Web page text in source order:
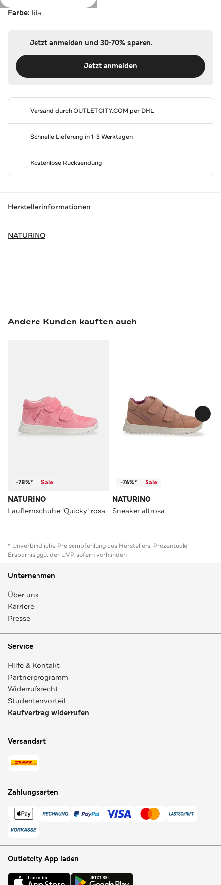
Farbe: lila
Jetzt anmelden und 30-70% sparen.
Jetzt anmelden
Versand durchOUTLETCITY.COM per DHL
Schnelle Lieferung in 1-3 Werktagen
Kostenlose Rücksendung
Herstellerinformationen
NATURINO
Andere Kunden kauften auch
-78%* Sale
NATURINO
Lauflernschuhe 'Quicky' rosa
-76%* Sale
NATURINO
Sneaker altrosa
* Unverbindliche Preisempfehlung des Herstellers. Prozentuale
Ersparnis ggü. der UVP, sofern vorhanden
Unternehmen
Über uns
Karriere
Presse
Service
Hilfe & Kontakt
Partnerprogramm
Widerrufsrecht
Studentenvorteil
Kaufvertrag widerrufen
Versandart
Zahlungsarten
Outletcity App laden